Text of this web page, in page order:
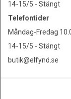
14-15/5 - Stängt
Telefontider
Måndag-Fredag
14-15/5 - Stängt
butik@elfynd.se